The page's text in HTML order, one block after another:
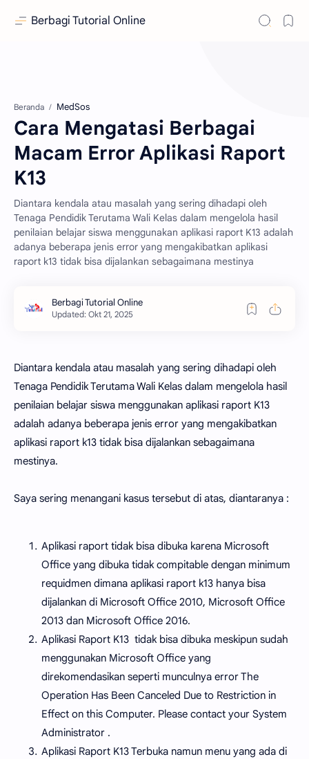
Berbagi Tutorial Online
Beranda MedSos
Cara Mengatasi Berbagai
Macam Error Aplikasi Raport
K13
Diantara kendala atau masalah yang sering dihadapi oleh
Tenaga Pendidik Terutama Wali Kelas dalam mengelola hasil
penilaian belajar siswa menggunakan aplikasi raport K13 adalah
adanya beberapa jenis error yang mengakibatkan aplikasi
raport k13 tidak bisa dijalankan sebagaimana mestinya
Diantara kendala atau masalah yang sering dihadapi oleh
Tenaga Pendidik Terutama Wali Kelas dalam mengelola hasil
penilaian belajar siswa menggunakan aplikasi raport K13
adalah adanya beberapa jenis error yang mengakibatkan
aplikasi raport k13 tidak bisa dijalankan sebagaimana
mestinya.
Saya sering menangani kasus tersebut di atas, diantaranya :
Aplikasi raport tidak bisa dibuka karena Microsoft
Office yang dibuka tidak compitable dengan minimum
requidmen dimana aplikasi raport k13 hanya bisa
dijalankan di Microsoft Office 2010, Microsoft Office
2013 dan Microsoft Office 2016.
Aplikasi Raport K13 tidak bisa dibuka meskipun sudah
menggunakan Microsoft Office yang
direkomendasikan seperti munculnya error The
Operation Has Been Canceled Due to Restriction in
Effect on this Computer. Please contact your System
Administrator .
Aplikasi Raport K13 Terbuka namun menu yang ada di